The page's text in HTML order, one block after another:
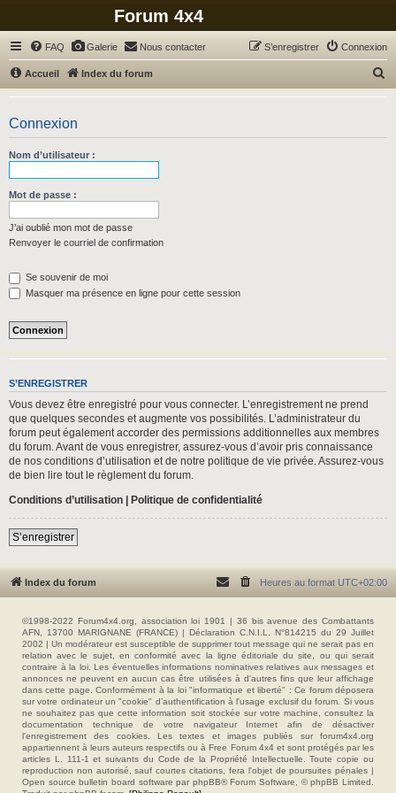
Forum 4x4
FAQ Galerie Nous contacter Connexion
S’enregistrer
Accueil Index du forum
h
Connexion
Nom d’utilisateur :
Mot de passe :
J’ai oublié mon mot de passe
Renvoyer le courriel de confirmation
Se souvenir de moi
Masquer ma présence en ligne pour cette session
S’ENREGISTRER
Vous devez être enregistré pour vous connecter. L’enregistrement ne prend
que quelques secondes et augmente vos possibilités. L’administrateur du
forum peut également accorder des permissions additionnelles aux membres
du forum. Avant de vous enregistrer, assurez-vous d’avoir pris connaissance
de nos conditions d’utilisation et de notre politique de vie privée. Assurez-vous
de bien lire tout le règlement du forum.
Conditions d’utilisation | Politique de confidentialité
S’enregistrer
Index du forum Heures au format UTC+02:00
©1998-2022 Forum4x4.org, association loi 1901 | 36 bis avenue des Combattants
AFN, 13700 MARIGNANE (FRANCE) | Déclaration C.N.I.L. N°814215 du 29 Juillet
2002 | Un modérateur est susceptible de supprimer tout message qui ne serait pas en
relation avec le sujet, en conformité avec la ligne éditoriale du site, ou qui serait
contraire à la loi. Les éventuelles informations nominatives relatives aux messages et
annonces ne peuvent en aucun cas être utilisées à d'autres fins que leur affichage
dans cette page. Conformément à la loi "informatique et liberté" : Ce forum déposera
sur votre ordinateur un "cookie" d’authentification à l'usage exclusif du forum. Si vous
ne souhaitez pas que cette information soit stockée sur votre machine, consultez la
documentation technique de votre navigateur Internet afin de désactiver
l'enregistrement des cookies. Les textes et images publiés sur forum4x4.org
appartiennent à leurs auteurs respectifs ou à Free Forum 4x4 et sont protégés par les
articles L. 111-1 et suivants du Code de la Propriété Intellectuelle. Toute copie ou
reproduction non autorisé, sauf courtes citations, fera l'objet de poursuites pénales |
Open source bulletin board software par phpBB® Forum Software, © phpBB Limited.